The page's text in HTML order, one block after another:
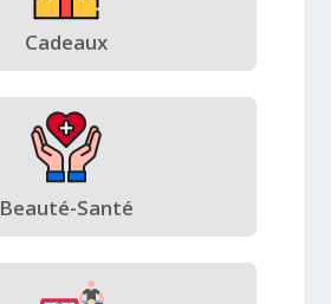
Cadeaux
Beauté-Santé